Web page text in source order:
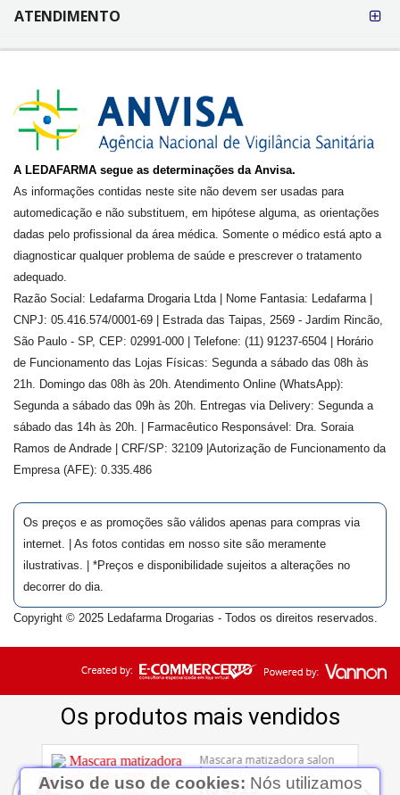
ATENDIMENTO
A LEDAFARMA segue as determinações da Anvisa.
As informações contidas neste site não devem ser usadas para
automedicação e não substituem, em hipótese alguma, as orientações
dadas pelo profissional da área médica. Somente o médico está apto a
diagnosticar qualquer problema de saúde e prescrever o tratamento
adequado.
Razão Social: Ledafarma Drogaria Ltda | Nome Fantasia: Ledafarma |
CNPJ: 05.416.574/0001-69 | Estrada das Taipas, 2569 - Jardim Rincão,
São Paulo - SP, CEP: 02991-000 | Telefone: (11) 91237-6504 | Horário
de Funcionamento das Lojas Físicas: Segunda a sábado das 08h às
21h. Domingo das 08h às 20h. Atendimento Online (WhatsApp):
Segunda a sábado das 09h às 20h. Entregas via Delivery: Segunda a
sábado das 14h às 20h. | Farmacêutico Responsável: Dra. Soraia
Ramos de Andrade
| CRF/SP: 32109 |Autorização de Funcionamento da
Empresa (AFE): 0.335.486
Os preços e as promoções são válidos apenas para compras via
internet. | As fotos contidas em nosso site são meramente
ilustrativas. | *Preços e disponibilidade sujeitos a alterações no
decorrer do dia.
Copyright © 2025 Ledafarma Drogarias - Todos os direitos reservados.
Aviso de uso de cookies: Nós utilizamos